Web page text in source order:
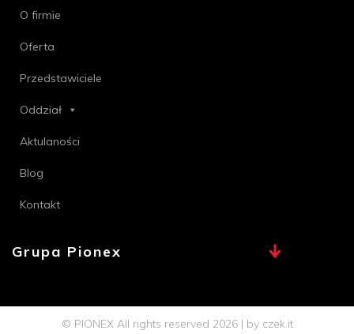
O firmie
Oferta
Przedstawiciele
Oddział
Aktulaności
Blog
Kontakt
Grupa Pionex
Chemia Bielsko
Profi PSB© PIONEX All rights reserved 2026 | by czek.it